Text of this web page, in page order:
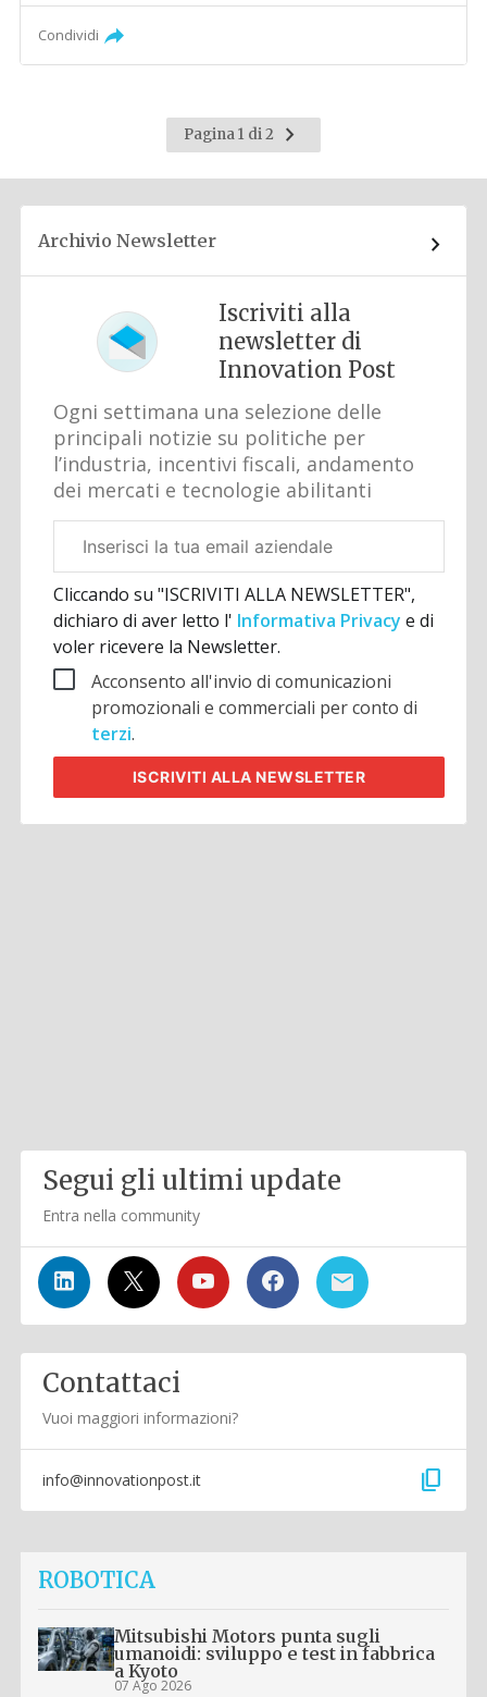
Condividi
Pagina 1 di 2
Pagina
successiva
Archivio Newsletter
Iscriviti alla
newsletter di
Innovation Post
Ogni settimana una selezione delle
principali notizie su politiche per
l’industria, incentivi fiscali, andamento
dei mercati e tecnologie abilitanti
aziendale
Cliccando su "ISCRIVITI ALLA NEWSLETTER",
dichiaro di aver letto l' Informativa Privacye di
voler ricevere la Newsletter.
Acconsento all'invio di comunicazioni
promozionali e commerciali per conto di
terzi.
ISCRIVITI ALLA NEWSLETTER
Segui gli ultimi update
Entra nella community
Contattaci
Vuoi maggiori informazioni?
info@innovationpost.it content_copy
ROBOTICA
Mitsubishi Motors punta sugli
umanoidi: sviluppo e test in fabbrica
a Kyoto
07 Ago 2026